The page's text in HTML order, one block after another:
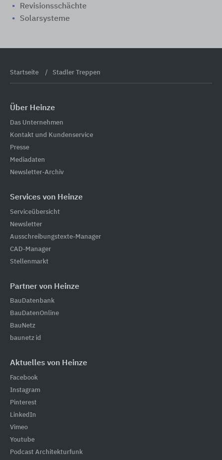
Revisionsschächte
Solarsysteme
Startseite Stadler Treppen
Über Heinze
Das Unternehmen
Kontakt und Kundenservice
Presse
Mediadaten
Newsletter-Archiv
Services von Heinze
Serviceübersicht
Newsletter
Ausschreibungstexte-Manager
CAD-Manager
Stellenmarkt
Partner von Heinze
BauDatenbank
BauDatenOnline
BauNetz
baunetz id
Aktuelles von Heinze
Facebook
Instagram
Pinterest
LinkedIn
Vimeo
Youtube
Podcast Architekturfunk